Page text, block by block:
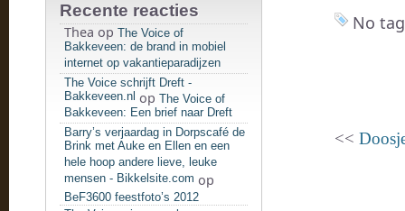
Recente reacties
Thea op The Voice of
Bakkeveen: de brand in mobiel
internet op vakantieparadijzen
The Voice schrijft Dreft -
Bakkeveen.nl op The Voice of
Bakkeveen: Een brief naar Dreft
Barry’s verjaardag in Dorpscafé de
Brink met Auke en Ellen en een
hele hoop andere lieve, leuke
mensen - Bikkelsite.com op
BeF3600 feestfoto’s 2012
No
<<